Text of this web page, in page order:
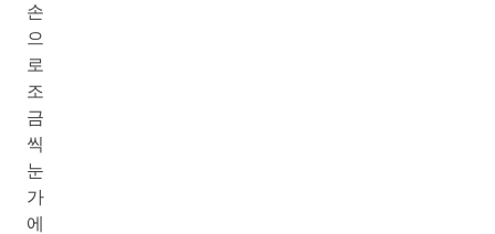
손
으
로
조
금
씩
눈
가
에